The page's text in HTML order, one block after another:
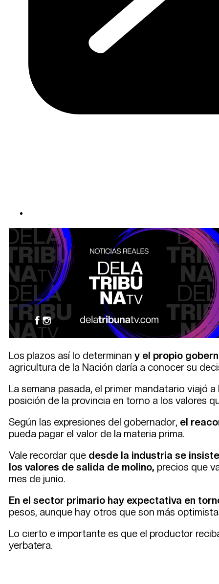
Los plazos así lo determinan y el propio
agricultura de la Nación daría a conocer su
La semana pasada, el primer mandatario viajó
posición de la provincia en torno a los valores
Según las expresiones del gobernador, el
pueda pagar el valor de la materia prima.
Vale recordar que desde la industria se
los valores de salida de molino, precios que
mes de junio.
En el sector primario hay expectativa en
pesos, aunque hay otros que son más
Lo cierto e importante es que el productor
yerbatera.